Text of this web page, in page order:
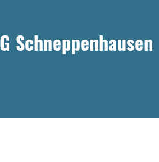
Schneppenhausen